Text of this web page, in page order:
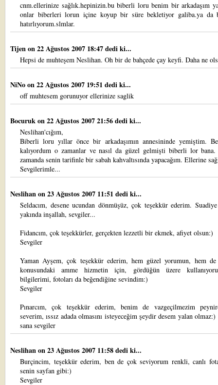
cnm.ellerinize sağlık.hepinizin.bu biberli loru benim bir arkadaşım
onlar biberleri lorun içine koyup bir süre bekletiyor galiba.ya da
hatırlıyorum.slmlar.
Tijenon 22 Ağustos 2007 18:47 dedi ki...
Hepsi de muhteşem Neslihan. Oh bir de bahçede çay keyfi. Daha ne
NiNoon 22 Ağustos 2007 19:51 dedi ki...
off muhtesem gorunuyor ellerinize saglik
Bocurukon 22 Ağustos 2007 21:56 dedi ki...
Neslihan'cığım,
Biberli loru yıllar önce bir arkadaşımın annesininde yemiştim.
kalıyordum o zamanlar ve nasıl da güzel gelmişti biberli lor bana.
zamanda senin tarifinle bir sabah kahvaltısında yapacağım. Ellerine
Sevgilerimle...
Neslihanon 23 Ağustos 2007 11:51 dedi ki...
Seldacım, desene ucundan dönmüşüz, çok teşekkür ederim.
yakında inşallah, sevgiler...
Fidancım, çok teşekkürler, gerçekten lezzetli bir ekmek, afiyet olsun:)
Sevgiler
Yaman Ayşem, çok teşekkür ederim, hem güzel yorumun, hem
konusundaki amme hizmetin için, gördüğün üzere
bilgilerimi, fotoları da beğendiğine sevindim:)
Sevgiler
Pınarcım, çok teşekkür ederim, benim de vazgeçilmezim
severim, ıssız adada olmasını isteyeceğim şeydir desem yalan olmaz:)
sana sevgiler
Neslihanon 23 Ağustos 2007 11:58 dedi ki...
Burçincim, teşekkür ederim, ben de çok seviyorum renkli, canlı
senin sayfan gibi:)
Sevgiler